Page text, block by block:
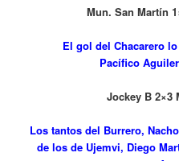
Mun. San Martín
El gol del Chacarero
Pacífico
Jockey B 2×3
Los tantos del Burrero,
de los de Ujemvi, Diego